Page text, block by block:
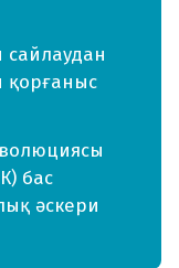
қорғаныс
бас
әскери